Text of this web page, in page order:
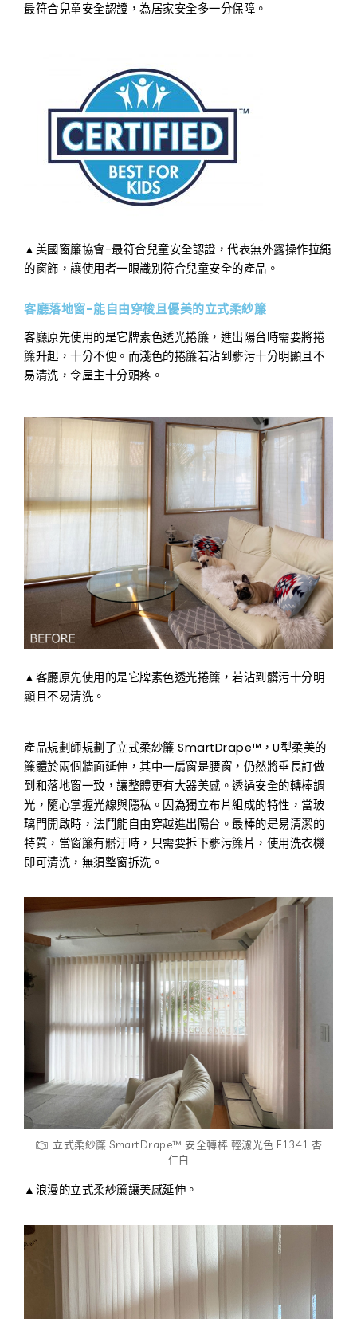
最符合兒童安全認證，為居家安全多一分保障。
▲美國窗簾協會-最符合兒童安全認證，代表無外露操作拉繩
的窗飾，讓使用者一眼識別符合兒童安全的產品。
客廳落地窗-能自由穿梭且優美的立式柔紗簾
客廳原先使用的是它牌素色透光捲簾，進出陽台時需要將捲
簾升起，十分不便。而淺色的捲簾若沾到髒污十分明顯且不
易清洗，令屋主十分頭疼。
▲客廳原先使用的是它牌素色透光捲簾，若沾到髒污十分明
顯且不易清洗。
產品規劃師規劃了立式柔紗簾 SmartDrape™，U型柔美的
簾體於兩個牆面延伸，其中一扇窗是腰窗，仍然將垂長訂做
到和落地窗一致，讓整體更有大器美感。透過安全的轉棒調
光，隨心掌握光線與隱私。因為獨立布片組成的特性，當玻
璃門開啟時，法鬥能自由穿越進出陽台。最棒的是易清潔的
特質，當窗簾有髒汙時，只需要拆下髒污簾片，使用洗衣機
即可清洗，無須整窗拆洗。
立式柔紗簾 SmartDrape™ 安全轉棒 輕濾光色 F1341 杏
仁白
▲浪漫的立式柔紗簾讓美感延伸。